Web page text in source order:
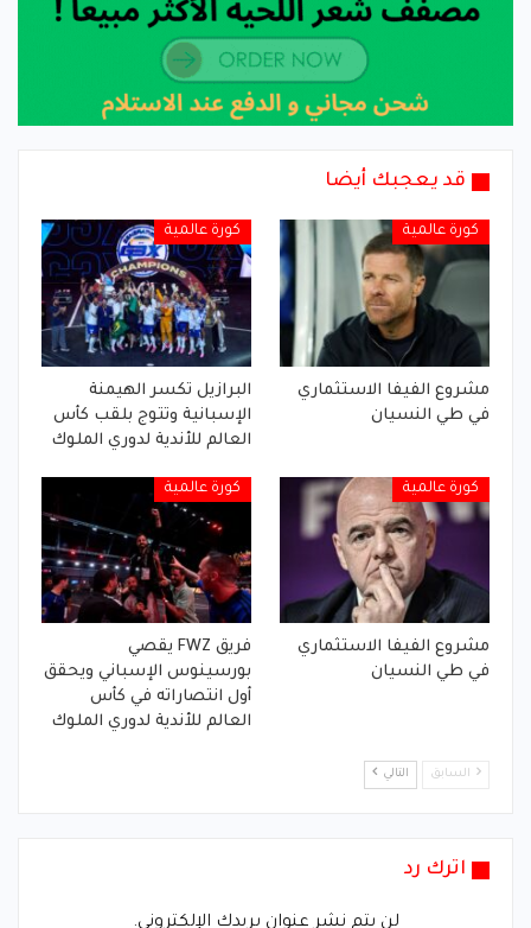
قد يعجبك أيضا
كورة عالمية
مشروع الفيفا الاستثماري
في طي النسيان
كورة عالمية
البرازيل تكسر الهيمنة
الإسبانية وتتوج بلقب كأس
العالم للأندية لدوري الملوك
كورة عالمية
مشروع الفيفا الاستثماري
في طي النسيان
كورة عالمية
فريق FWZ يقصي
بورسينوس الإسباني ويحقق
أول انتصاراته في كأس
العالم للأندية لدوري الملوك
السابق التالي
اترك رد
لن يتم نشر عنوان بريدك الإلكتروني.